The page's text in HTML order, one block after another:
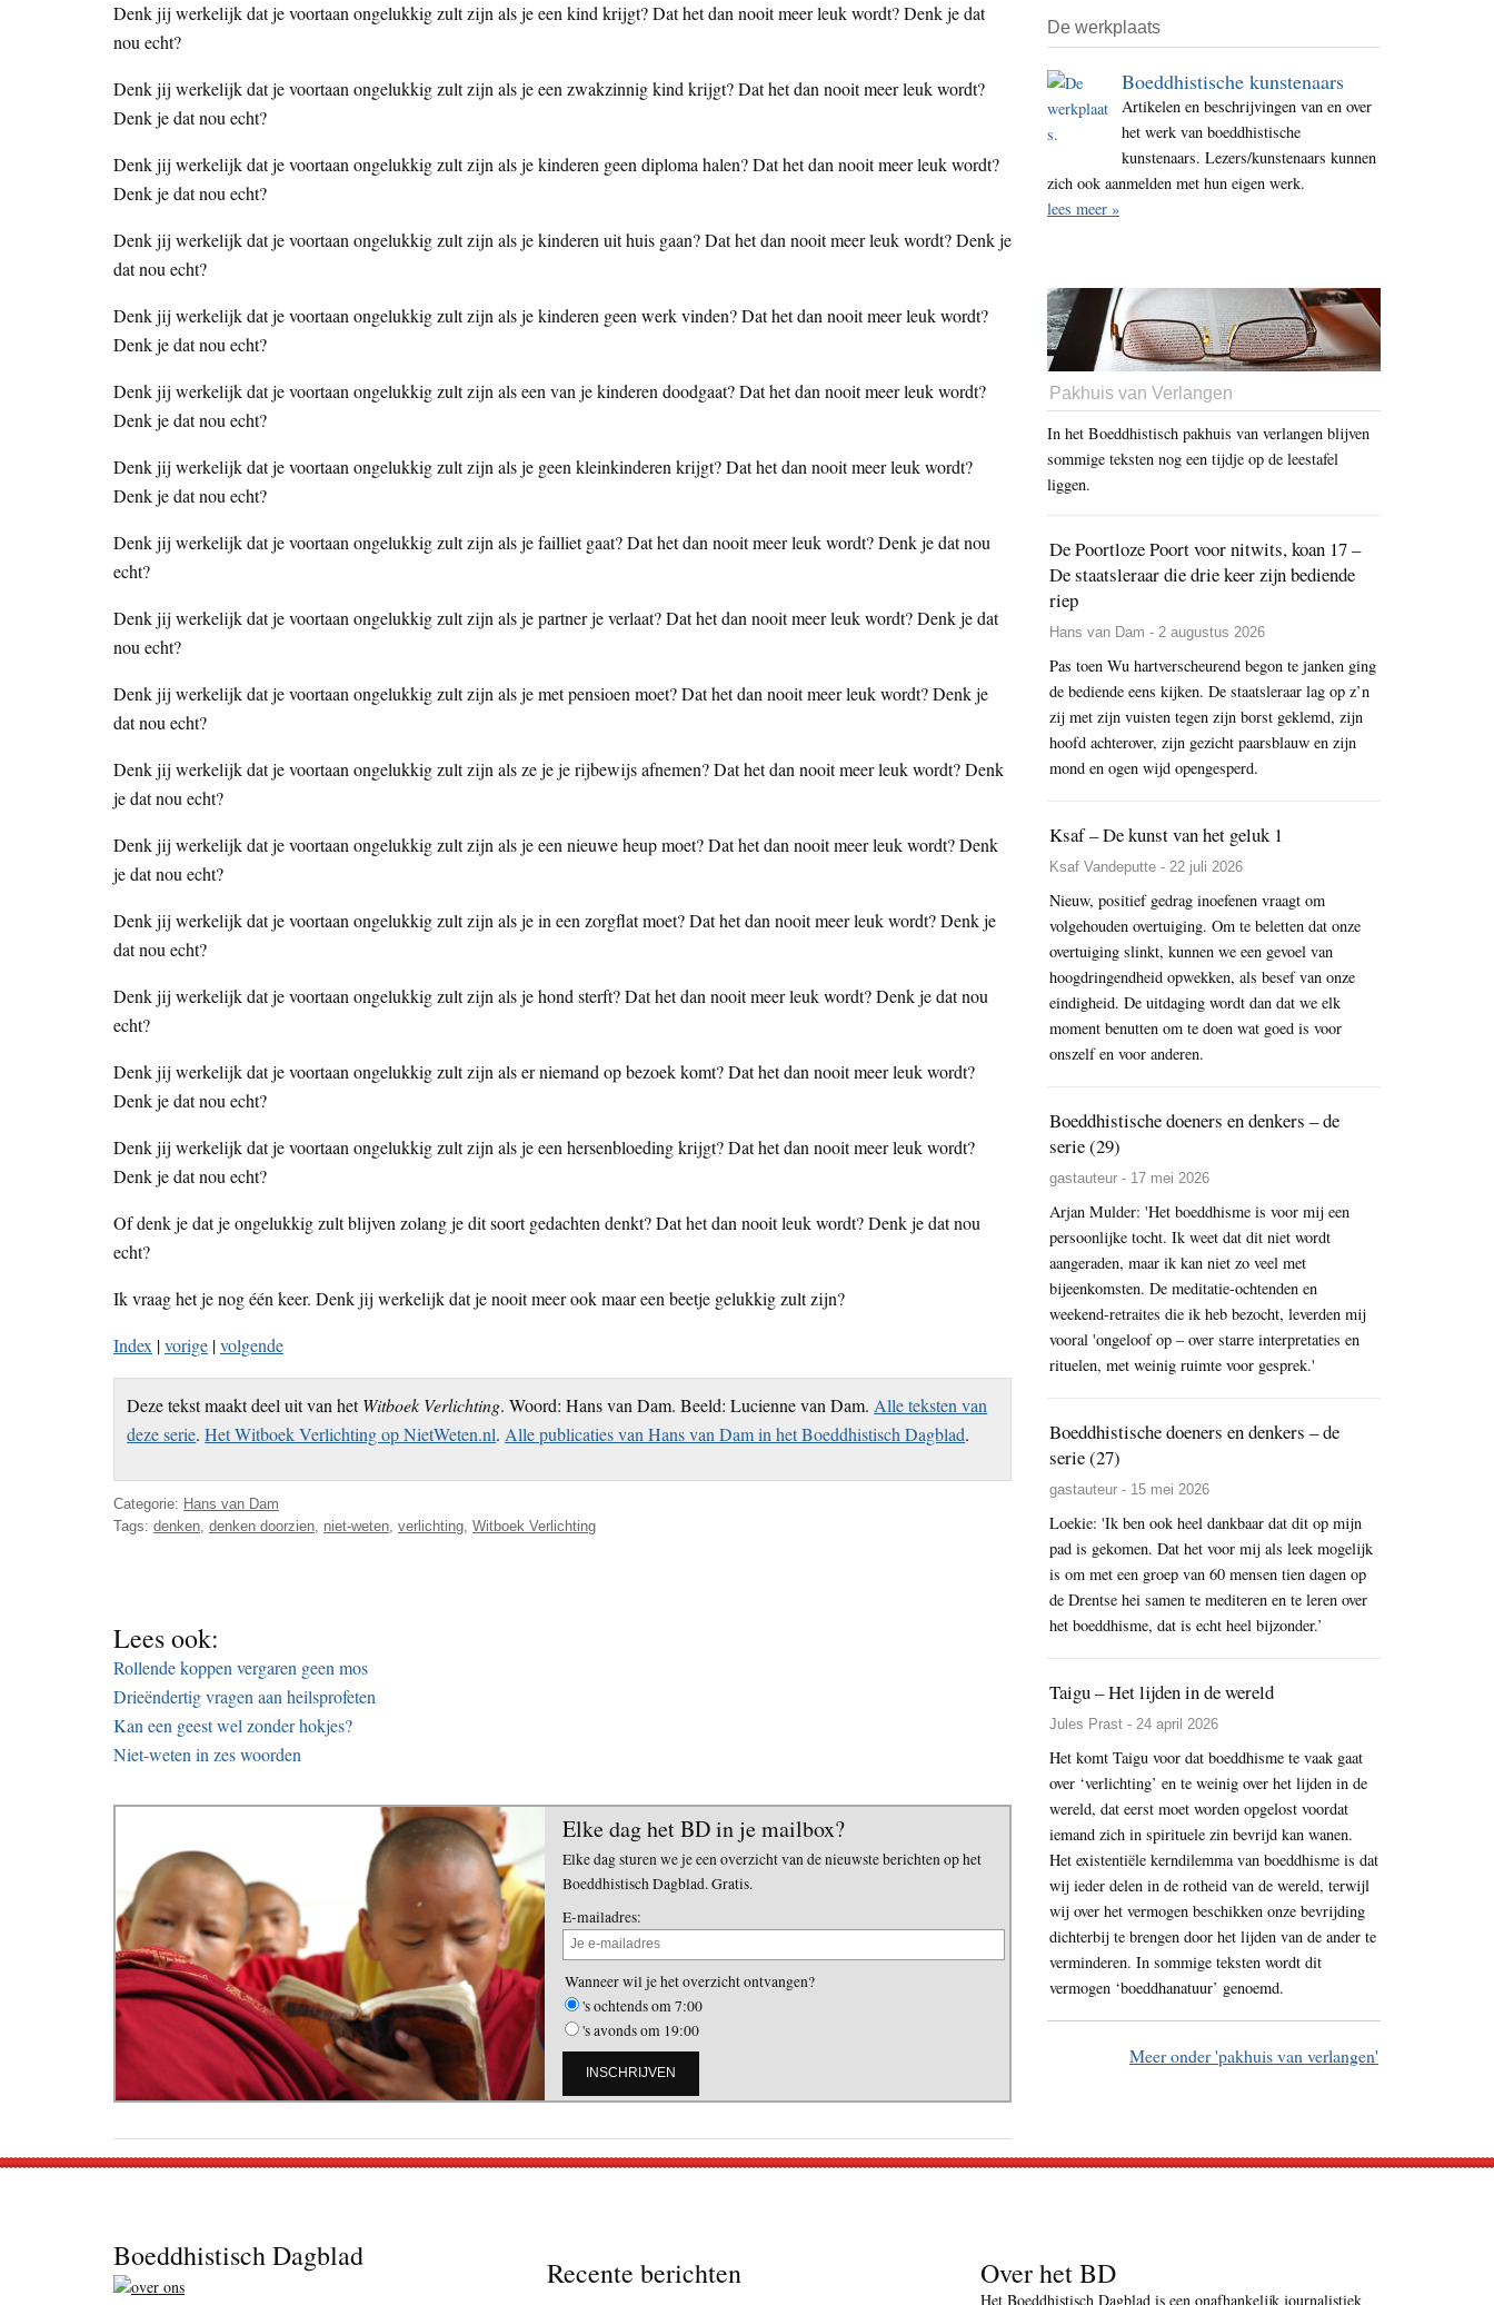
Denk jij werkelijk dat je voortaan ongelukkig zult zijn als je een kind krijgt? Dat het dan nooit meer leuk wordt? Denk je dat
nou echt?
Denk jij werkelijk dat je voortaan ongelukkig zult zijn als je een zwakzinnig kind krijgt? Dat het dan nooit meer leuk wordt?
Denk je dat nou echt?
Denk jij werkelijk dat je voortaan ongelukkig zult zijn als je kinderen geen diploma halen? Dat het dan nooit meer leuk wordt?
Denk je dat nou echt?
Denk jij werkelijk dat je voortaan ongelukkig zult zijn als je kinderen uit huis gaan? Dat het dan nooit meer leuk wordt? Denk je
dat nou echt?
Denk jij werkelijk dat je voortaan ongelukkig zult zijn als je kinderen geen werk vinden? Dat het dan nooit meer leuk wordt?
Denk je dat nou echt?
Denk jij werkelijk dat je voortaan ongelukkig zult zijn als een van je kinderen doodgaat? Dat het dan nooit meer leuk wordt?
Denk je dat nou echt?
Denk jij werkelijk dat je voortaan ongelukkig zult zijn als je geen kleinkinderen krijgt? Dat het dan nooit meer leuk wordt?
Denk je dat nou echt?
Denk jij werkelijk dat je voortaan ongelukkig zult zijn als je failliet gaat? Dat het dan nooit meer leuk wordt? Denk je dat nou
echt?
Denk jij werkelijk dat je voortaan ongelukkig zult zijn als je partner je verlaat? Dat het dan nooit meer leuk wordt? Denk je dat
nou echt?
Denk jij werkelijk dat je voortaan ongelukkig zult zijn als je met pensioen moet? Dat het dan nooit meer leuk wordt? Denk je
dat nou echt?
Denk jij werkelijk dat je voortaan ongelukkig zult zijn als ze je je rijbewijs afnemen? Dat het dan nooit meer leuk wordt? Denk
je dat nou echt?
Denk jij werkelijk dat je voortaan ongelukkig zult zijn als je een nieuwe heup moet? Dat het dan nooit meer leuk wordt? Denk
je dat nou echt?
Denk jij werkelijk dat je voortaan ongelukkig zult zijn als je in een zorgflat moet? Dat het dan nooit meer leuk wordt? Denk je
dat nou echt?
Denk jij werkelijk dat je voortaan ongelukkig zult zijn als je hond sterft? Dat het dan nooit meer leuk wordt? Denk je dat nou
echt?
Denk jij werkelijk dat je voortaan ongelukkig zult zijn als er niemand op bezoek komt? Dat het dan nooit meer leuk wordt?
Denk je dat nou echt?
Denk jij werkelijk dat je voortaan ongelukkig zult zijn als je een hersenbloeding krijgt? Dat het dan nooit meer leuk wordt?
Denk je dat nou echt?
Of denk je dat je ongelukkig zult blijven zolang je dit soort gedachten denkt? Dat het dan nooit leuk wordt? Denk je dat nou
echt?
Ik vraag het je nog één keer. Denk jij werkelijk dat je nooit meer ook maar een beetje gelukkig zult zijn?
Index |vorige |volgende
Deze tekst maakt deel uit van hetWitboek Verlichting. Woord: Hans van Dam. Beeld: Lucienne van Dam.Alle teksten van
deze serie.Het Witboek Verlichting op NietWeten.nl.Alle publicaties van Hans van Dam in het Boeddhistisch Dagblad.
Categorie: Hans van Dam
Tags: denken denken doorzien niet-weten verlichting Witboek Verlichting
Lees ook:
Rollende koppen vergaren geen mos
Drieëndertig vragen aan heilsprofeten
Kan een geest wel zonder hokjes?
Niet-weten in zes woorden
Elke dag het BD in je mailbox?
Elke dag sturen we je een overzicht van de nieuwste berichten op het
Boeddhistisch Dagblad. Gratis.
E-mailadres:
Wanneer wil je het overzicht ontvangen?
's ochtends om 7:00
's avonds om 19:00
De werkplaats
Boeddhistische kunstenaars
Artikelen en beschrijvingen van en over
het werk van boeddhistische
kunstenaars. Lezers/kunstenaars kunnen
zich ook aanmelden met hun eigen werk.
lees meer »
Pakhuis van Verlangen
In het Boeddhistisch pakhuis van verlangen blijven
sommige teksten nog een tijdje op de leestafel
liggen.
De Poortloze Poort voor nitwits, koan 17 –
De staatsleraar die drie keer zijn bediende
riep
Hans van Dam - 2 augustus 2026
Pas toen Wu hartverscheurend begon te janken ging
de bediende eens kijken. De staatsleraar lag op z’n
zij met zijn vuisten tegen zijn borst geklemd, zijn
hoofd achterover, zijn gezicht paarsblauw en zijn
mond en ogen wijd opengesperd.
Ksaf – De kunst van het geluk 1
Ksaf Vandeputte - 22 juli 2026
Nieuw, positief gedrag inoefenen vraagt om
volgehouden overtuiging. Om te beletten dat onze
overtuiging slinkt, kunnen we een gevoel van
hoogdringendheid opwekken, als besef van onze
eindigheid. De uitdaging wordt dan dat we elk
moment benutten om te doen wat goed is voor
onszelf en voor anderen.
Boeddhistische doeners en denkers – de
serie (29)
gastauteur - 17 mei 2026
Arjan Mulder: 'Het boeddhisme is voor mij een
persoonlijke tocht. Ik weet dat dit niet wordt
aangeraden, maar ik kan niet zo veel met
bijeenkomsten. De meditatie-ochtenden en
weekend-retraites die ik heb bezocht, leverden mij
vooral 'ongeloof op – over starre interpretaties en
rituelen, met weinig ruimte voor gesprek.'
Boeddhistische doeners en denkers – de
serie (27)
gastauteur - 15 mei 2026
Loekie: 'Ik ben ook heel dankbaar dat dit op mijn
pad is gekomen. Dat het voor mij als leek mogelijk
is om met een groep van 60 mensen tien dagen op
de Drentse hei samen te mediteren en te leren over
het boeddhisme, dat is echt heel bijzonder.’
Taigu – Het lijden in de wereld
Jules Prast - 24 april 2026
Het komt Taigu voor dat boeddhisme te vaak gaat
over ‘verlichting’ en te weinig over het lijden in de
wereld, dat eerst moet worden opgelost voordat
iemand zich in spirituele zin bevrijd kan wanen.
Het existentiële kerndilemma van boeddhisme is dat
wij ieder delen in de rotheid van de wereld, terwijl
wij over het vermogen beschikken onze bevrijding
dichterbij te brengen door het lijden van de ander te
verminderen. In sommige teksten wordt dit
vermogen ‘boeddhanatuur’ genoemd.
Meer onder 'pakhuis van verlangen'
Boeddhistisch Dagblad Recente berichten Over het BD
Het Boeddhistisch Dagblad is een onafhankelijk journalistiek